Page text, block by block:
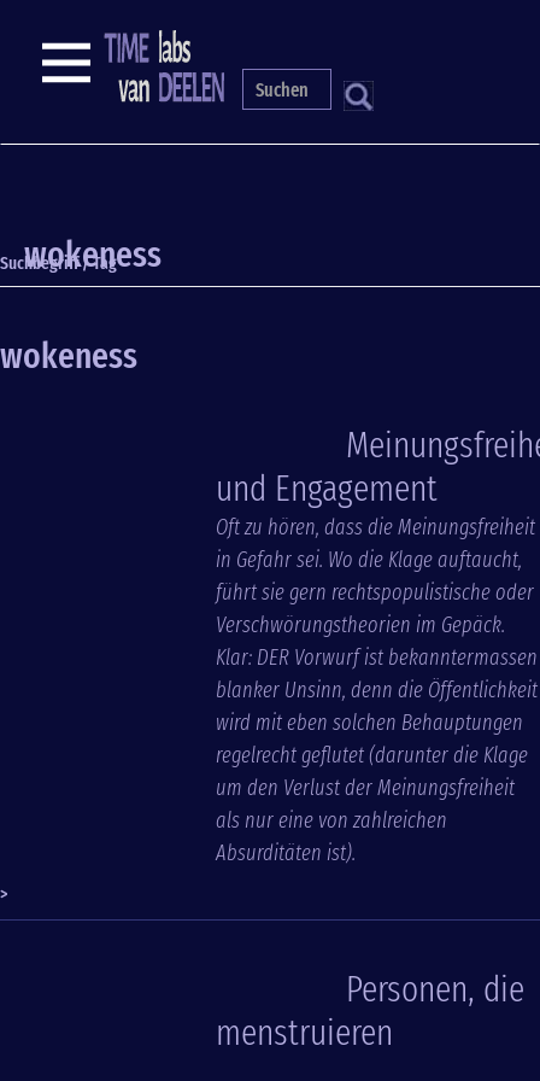
S
NAVIGATION
wokeness
Suchbegriff / Tag
wokeness
und Engagement
Oft zu hören, dass die Meinungsfreiheit
in Gefahr sei. Wo die Klage auftaucht,
führt sie gern rechtspopulistische oder
Verschwörungstheorien im Gepäck.
Klar: DER Vorwurf ist bekanntermassen
blanker Unsinn, denn die Öffentlichkeit
wird mit eben solchen Behauptungen
regelrecht geflutet (darunter die Klage
um den Verlust der Meinungsfreiheit
als nur eine von zahlreichen
Absurditäten ist).
>
Personen, die
menstruieren